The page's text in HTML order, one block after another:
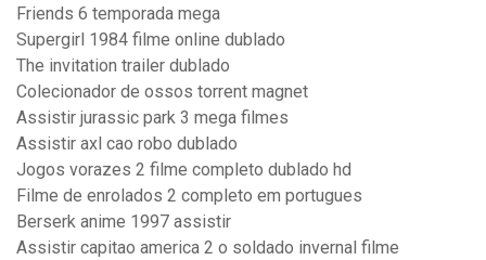
Friends 6 temporada mega
Supergirl 1984 filme online dublado
The invitation trailer dublado
Colecionador de ossos torrent magnet
Assistir jurassic park 3 mega filmes
Assistir axl cao robo dublado
Jogos vorazes 2 filme completo dublado hd
Filme de enrolados 2 completo em portugues
Berserk anime 1997 assistir
Assistir capitao america 2 o soldado invernal filme